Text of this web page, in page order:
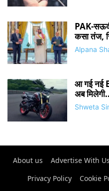
PAK-
कसा तंज,
Alpana
आ गई नई
अब
Shweta
About us Advertise With Us
Privacy Policy
Cookie